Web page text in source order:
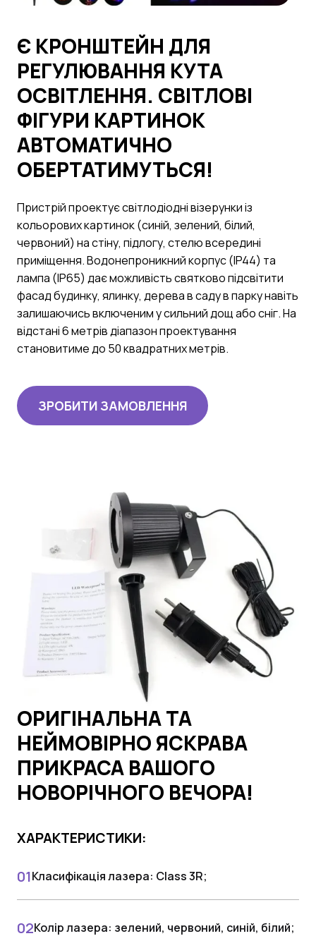
Є КРОНШТЕЙН ДЛЯ
РЕГУЛЮВАННЯ КУТА
ОСВІТЛЕННЯ. СВІТЛОВІ
ФІГУРИ КАРТИНОК
АВТОМАТИЧНО
ОБЕРТАТИМУТЬСЯ!
Пристрій проектує світлодіодні візерунки із
кольорових картинок (синій, зелений, білий,
червоний) на стіну, підлогу, стелю всередині
приміщення. Водонепроникний корпус (IP44) та
лампа (IP65) дає можливість святково підсвітити
фасад будинку, ялинку, дерева в саду в парку навіть
залишаючись включеним у сильний дощ або сніг. На
відстані 6 метрів діапазон проектування
становитиме до 50 квадратних метрів.
ЗРОБИТИ ЗАМОВЛЕННЯ
ОРИГІНАЛЬНА ТА
НЕЙМОВІРНО ЯСКРАВА
ПРИКРАСА ВАШОГО
НОВОРІЧНОГО ВЕЧОРА!
ХАРАКТЕРИСТИКИ:
Класифікація лазера: Class 3R;
Колір лазера: зелений, червоний, синій, білий;